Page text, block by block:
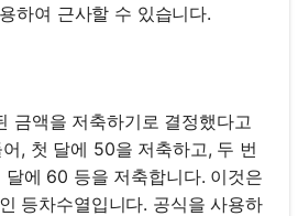
하여 근사할 수 있습니다.
금액을 저축하기로 결정했다고
, 첫 달에 50을 저축하고, 두 번
에 60 등을 저축합니다. 이것은
인 등차수열입니다. 공식을 사용하